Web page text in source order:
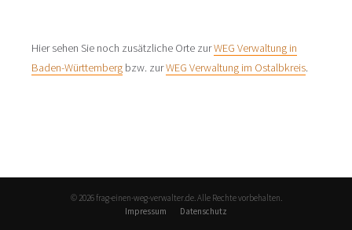
Hier sehen Sie noch zusätzliche Orte zurWEG Verwaltung in
Baden-Württemberg bzw. zurWEG Verwaltung im Ostalbkreis.
© 2026 frag-einen-weg-verwalter.de. Alle Rechte vorbehalten.
Impressum
Datenschutz